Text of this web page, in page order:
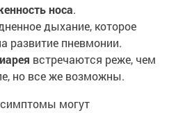
носа.
дыхание, которое
развитие пневмонии.
встречаются реже, чем
но все же возможны.
могут